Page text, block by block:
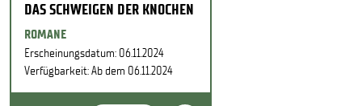
DAS SCHWEIGEN DER KNOCHEN
ROMANE
Erscheinungsdatum: 06.11.2024
Verfügbarkeit: Ab dem 06.11.2024